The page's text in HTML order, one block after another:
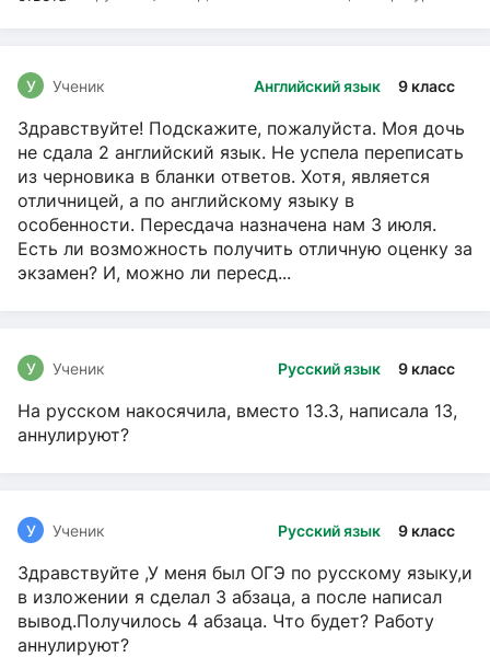
Английский язык 9 класс
У Ученик
Здравствуйте! Подскажите, пожалуйста. Моя дочь
не сдала 2 английский язык. Не успела переписать
из черновика в бланки ответов. Хотя, является
отличницей, а по английскому языку в
особенности. Пересдача назначена нам 3 июля.
Есть ли возможность получить отличную оценку за
экзамен? И, можно ли пересд...
Русский язык 9 класс
У Ученик
На русском накосячила, вместо 13.3, написала 13,
аннулируют?
Русский язык 9 класс
У Ученик
Здравствуйте ,У меня был ОГЭ по русскому языку,и
в изложении я сделал 3 абзаца, а после написал
вывод.Получилось 4 абзаца. Что будет? Работу
аннулируют?